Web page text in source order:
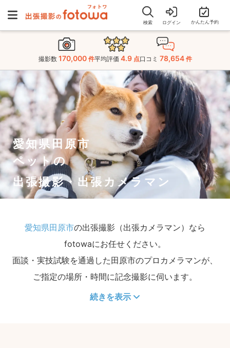
検索 ログイン かんたん予約
撮影数 170,000 件平均評価 4.9 点口コミ 78,654 件
愛知県田原市
ペットの
出張撮影・出張カメラマン
愛知県田原市の出張撮影（出張カメラマン）なら
fotowaにお任せください。
面談・実技試験を通過した田原市のプロカメラマンが、
ご指定の場所・時間に記念撮影に伺います。
続きを表示